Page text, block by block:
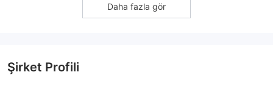
Daha fazla gör
Şirket Profili